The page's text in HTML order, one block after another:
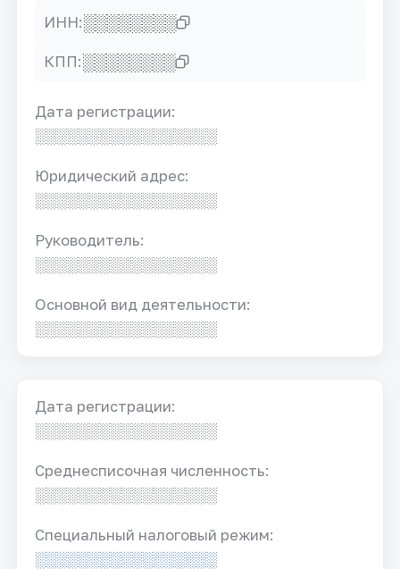
ИНН:░░░░░░░░
КПП:░░░░░░░░
Дата регистрации:
░░░░░░░░░░░░░░░░░
Юридический адрес:
░░░░░░░░░░░░░░░░░
Руководитель:
░░░░░░░░░░░░░░░░░
Основной вид деятельности:
░░░░░░░░░░░░░░░░░
Дата регистрации:
░░░░░░░░░░░░░░░░░
Среднесписочная численность:
░░░░░░░░░░░░░░░░░
Специальный налоговый режим:
░░░░░░░░░░░░░░░░░